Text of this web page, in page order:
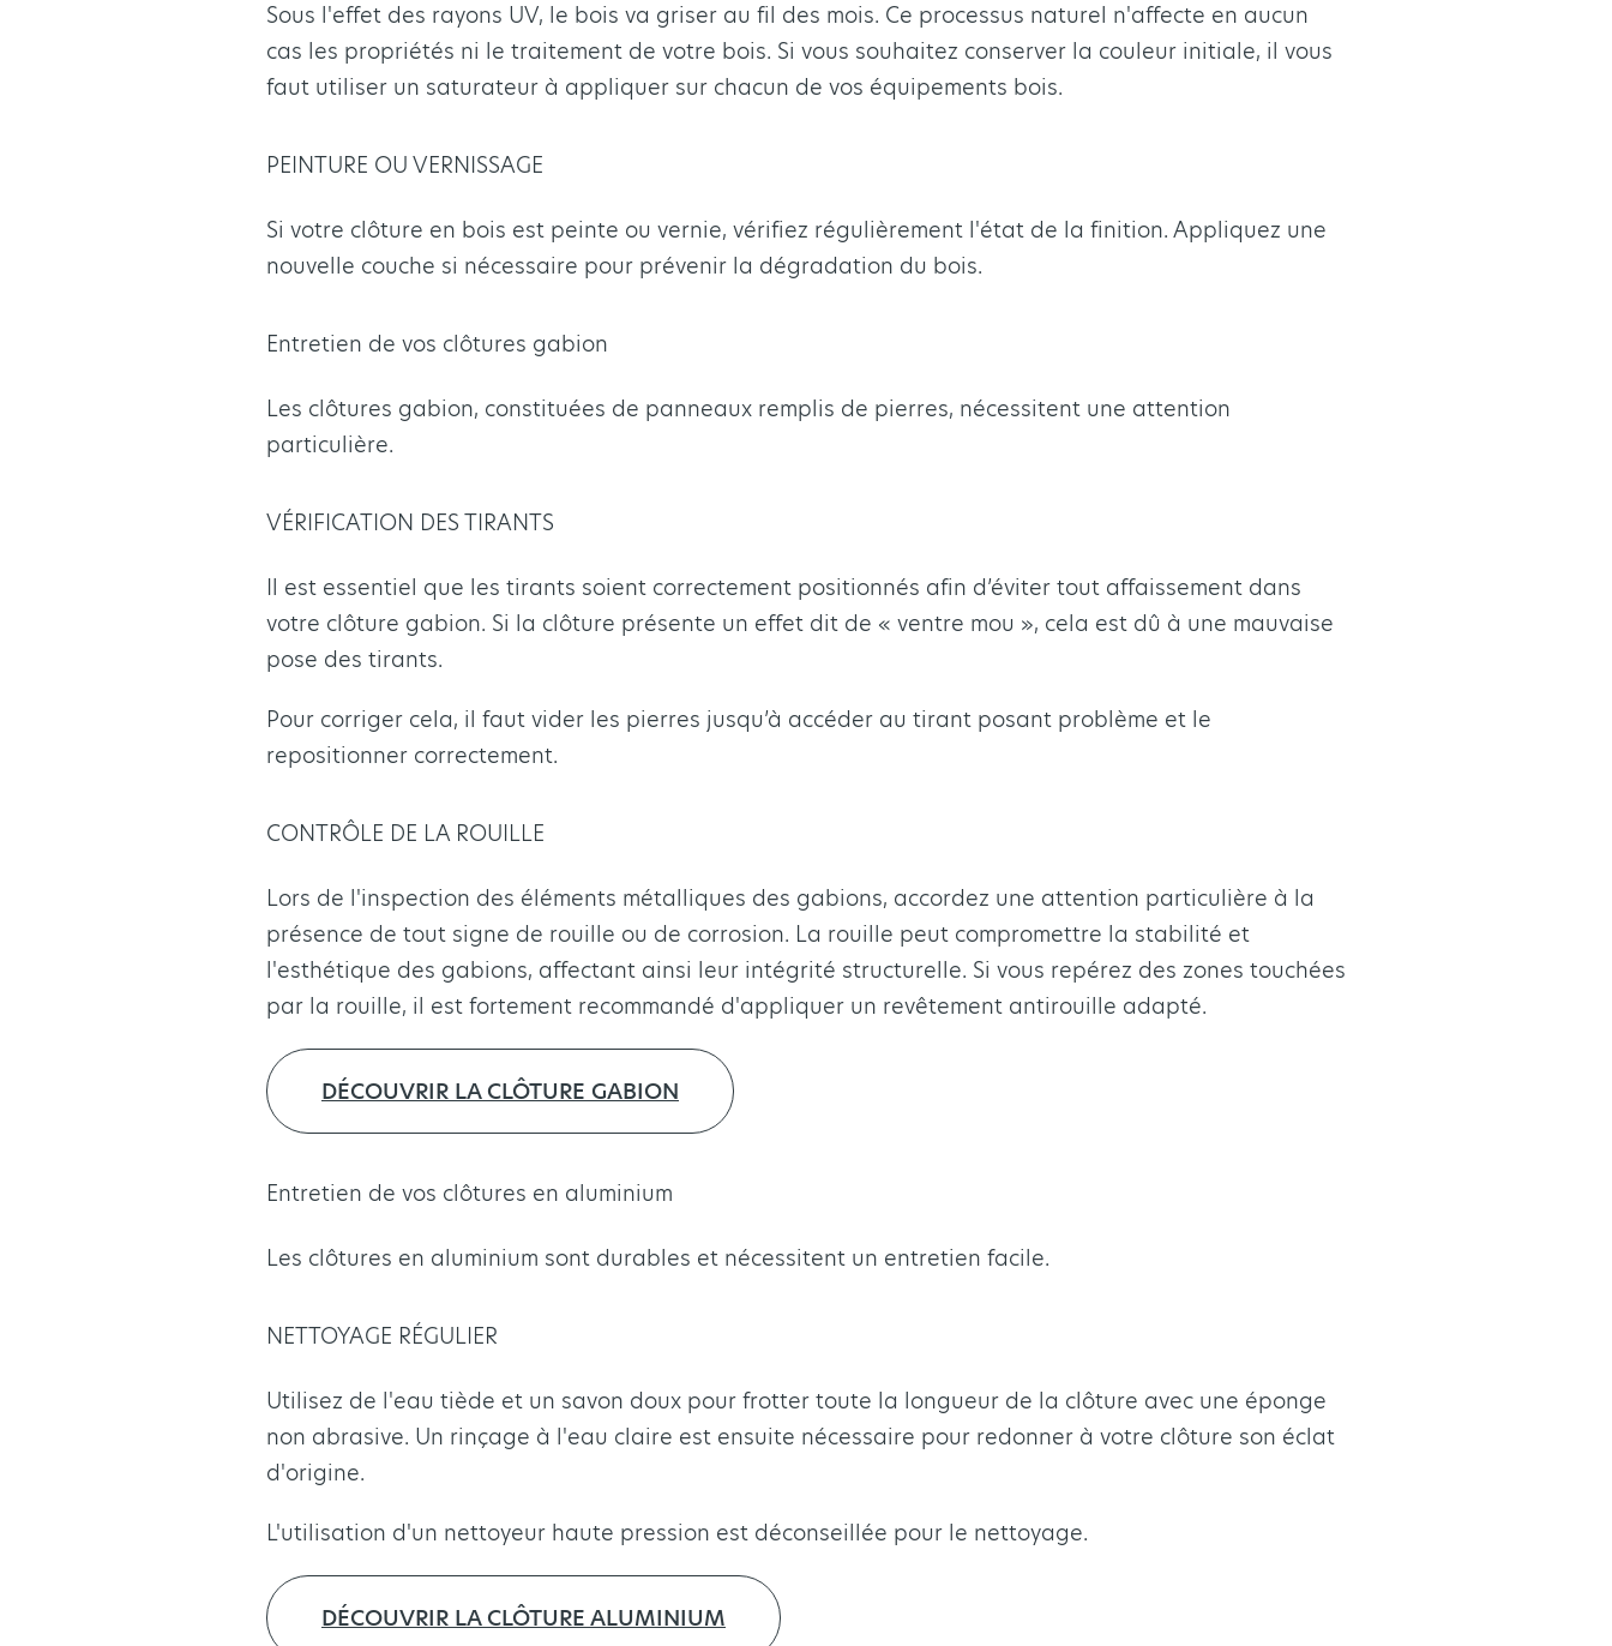
Sous l'effet des rayons UV, le bois va griser au fil des mois. Ce processus naturel n'affecte en aucun
cas les propriétés ni le traitement de votre bois. Si vous souhaitez conserver la couleur initiale, il vous
faut utiliser un saturateur à appliquer sur chacun de vos équipements bois.
PEINTURE OU VERNISSAGE
Si votre clôture en bois est peinte ou vernie, vérifiez régulièrement l'état de la finition. Appliquez une
nouvelle couche si nécessaire pour prévenir la dégradation du bois.
Entretien de vos clôtures gabion
Les clôtures gabion, constituées de panneaux remplis de pierres, nécessitent une attention
particulière.
VÉRIFICATION DES TIRANTS
Il est essentiel que les tirants soient correctement positionnés afin d’éviter tout affaissement dans
votre clôture gabion. Si la clôture présente un effet dit de « ventre mou », cela est dû à une mauvaise
pose des tirants.
Pour corriger cela, il faut vider les pierres jusqu’à accéder au tirant posant problème et le
repositionner correctement.
CONTRÔLE DE LA ROUILLE
Lors de l'inspection des éléments métalliques des gabions, accordez une attention particulière à la
présence de tout signe de rouille ou de corrosion. La rouille peut compromettre la stabilité et
l'esthétique des gabions, affectant ainsi leur intégrité structurelle. Si vous repérez des zones touchées
par la rouille, il est fortement recommandé d'appliquer un revêtement antirouille adapté.
DÉCOUVRIR LA CLÔTURE GABION
Entretien de vos clôtures en aluminium
Les clôtures en aluminium sont durables et nécessitent un entretien facile.
NETTOYAGE RÉGULIER
Utilisez de l'eau tiède et un savon doux pour frotter toute la longueur de la clôture avec une éponge
non abrasive. Un rinçage à l'eau claire est ensuite nécessaire pour redonner à votre clôture son éclat
d'origine.
L'utilisation d'un nettoyeur haute pression est déconseillée pour le nettoyage.
DÉCOUVRIR LA CLÔTURE ALUMINIUM